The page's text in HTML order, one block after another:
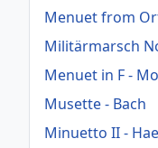
Menuet from
Militärmarsch
Menuet in F -
Musette - Bach
Minuetto II -